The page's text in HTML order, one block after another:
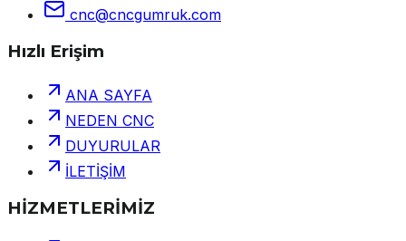
cnc@cncgumruk.com
Hızlı Erişim
ANA SAYFA
NEDEN CNC
DUYURULAR
İLETİŞİM
HİZMETLERİMİZ